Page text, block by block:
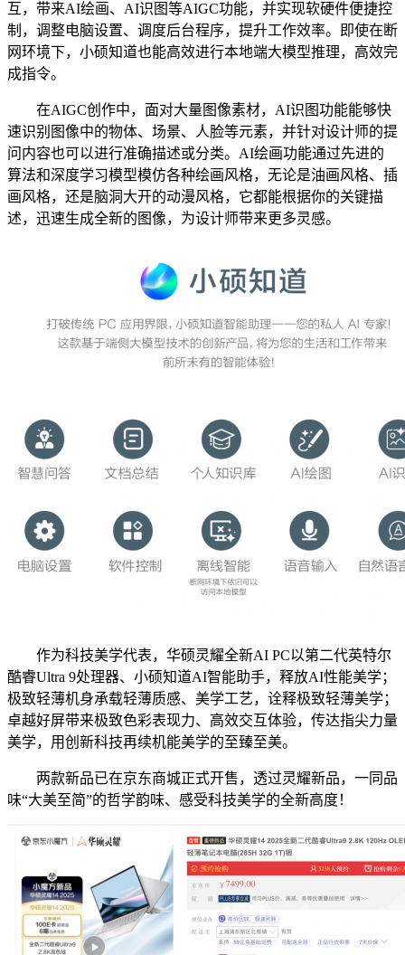
互，带来AI绘画、AI识图等AIGC功能，并实现软硬件便捷控
制，调整电脑设置、调度后台程序，提升工作效率。即使在断
网环境下，小硕知道也能高效进行本地端大模型推理，高效完
成指令。
在AIGC创作中，面对大量图像素材，AI识图功能能够快
速识别图像中的物体、场景、人脸等元素，并针对设计师的提
问内容也可以进行准确描述或分类。AI绘画功能通过先进的
算法和深度学习模型模仿各种绘画风格，无论是油画风格、插
画风格，还是脑洞大开的动漫风格，它都能根据你的关键描
述，迅速生成全新的图像，为设计师带来更多灵感。
作为科技美学代表，华硕灵耀全新AI PC以第二代英特尔
酷睿Ultra 9处理器、小硕知道AI智能助手，释放AI性能美学；
极致轻薄机身承载轻薄质感、美学工艺，诠释极致轻薄美学；
卓越好屏带来极致色彩表现力、高效交互体验，传达指尖力量
美学，用创新科技再续机能美学的至臻至美。
两款新品已在京东商城正式开售，透过灵耀新品，一同品
味“大美至简”的哲学韵味、感受科技美学的全新高度！